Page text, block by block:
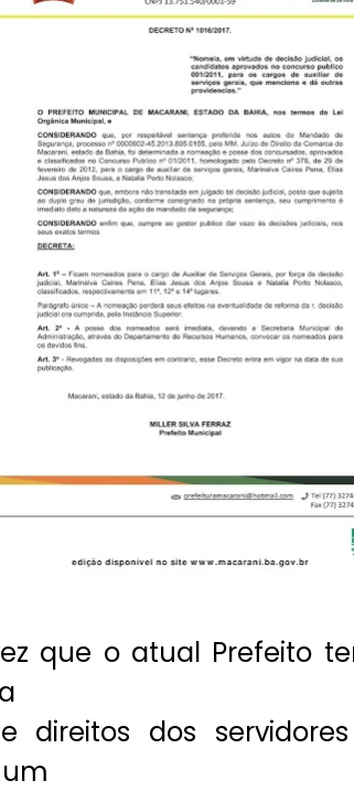
que o atual Prefeito
direitos dos